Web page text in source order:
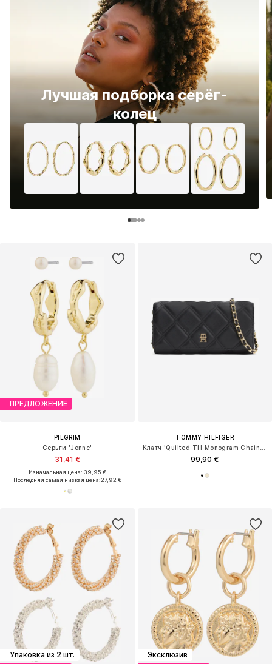
ПРЕДЛОЖЕНИЕ
PILGRIM
Серьги 'Jonne'
31,41 €
Изначальная цена: 39,95 €
Последняя самая низкая цена:27,92 €
Лучшая подборка серёг-
колец
TOMMY HILFIGER
99,90 €
Упаковка из 2 шт.
Эксклюзив